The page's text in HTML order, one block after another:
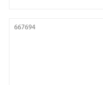
667694